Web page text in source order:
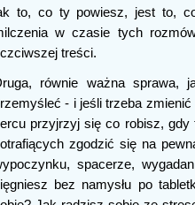
to, co ty powiesz, jest to,
w czasie tych
treści.
równie ważna sprawa,
- i jeśli trzeba
przyjrzyj się co robisz, gdy
zgodzić się na
spacerze,
bez namysłu po